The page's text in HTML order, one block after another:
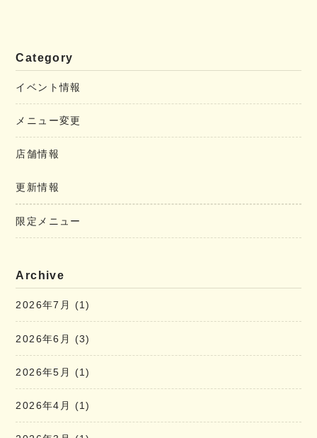
Category
イベント情報
メニュー変更
店舗情報
更新情報
限定メニュー
Archive
2026年7月 (1)
2026年6月 (3)
2026年5月 (1)
2026年4月 (1)